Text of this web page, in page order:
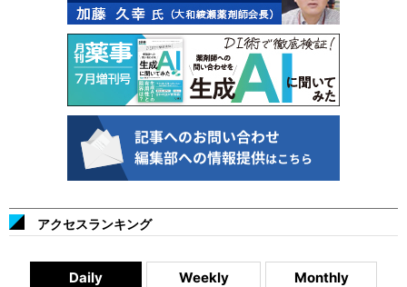
アクセスランキング
Daily Weekly Monthly